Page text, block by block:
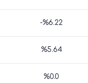
-%6.22
%5.64
%0.0